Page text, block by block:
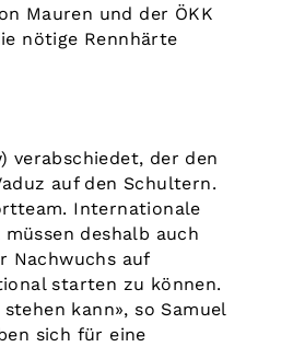
Mauren und der ÖKK
nötige Rennhärte
verabschiedet, der den
auf den Schultern.
Internationale
deshalb auch
Nachwuchs auf
starten zu können.
kann», so Samuel
sich für eine